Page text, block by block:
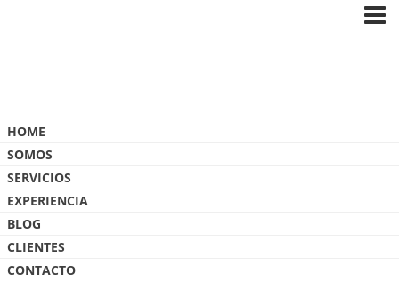
HOME
SOMOS
SERVICIOS
EXPERIENCIA
BLOG
CLIENTES
CONTACTO
CARATULA1
9 ABRIL, 2025